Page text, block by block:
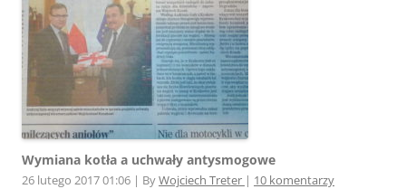
Wymiana kotła a uchwały antysmogowe
26 lutego 2017 01:06 | ByWojciech Treter | 10 komentarzy